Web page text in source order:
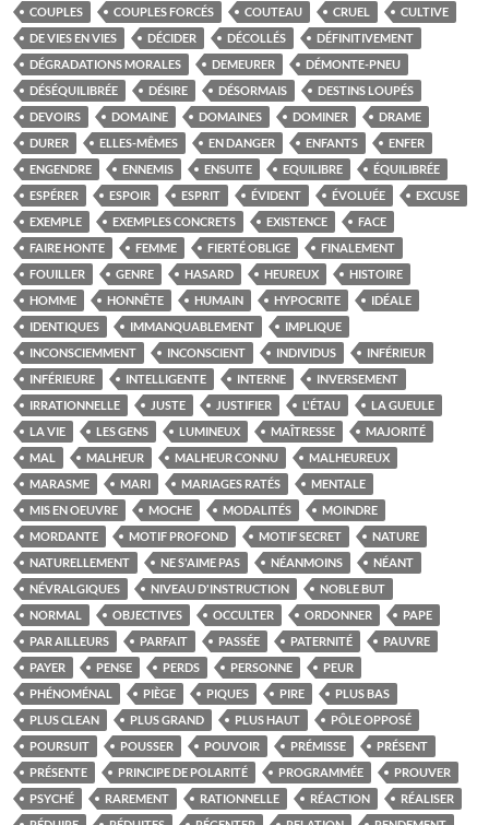
COUPLES COUPLES FORCÉS COUTEAU CRUEL
CULTIVE
DE VIES EN VIES
DÉCIDER DÉCOLLÉS
DÉFINITIVEMENT
DÉGRADATIONS MORALES
DEMEURER
DÉMONTE-PNEU
DÉSÉQUILIBRÉE
DÉSIRE DÉSORMAIS
DESTINS LOUPÉS
DEVOIRS
DOMAINE DOMAINES DOMINER
DRAME
DURER
ELLES-MÊMES EN DANGER ENFANTS
ENFER
ENGENDRE
ENNEMIS ENSUITE EQUILIBRE
ÉQUILIBRÉE
ESPÉRER
ESPOIR ESPRIT ÉVIDENT ÉVOLUÉE
EXCUSE
EXEMPLE
EXEMPLES CONCRETS EXISTENCE
FACE
FAIRE HONTE
FEMME FIERTÉ OBLIGE
FINALEMENT
FOUILLER
GENRE HASARD HEUREUX
HISTOIRE
HOMME
HONNÊTE HUMAIN HYPOCRITE
IDÉALE
IDENTIQUES
IMMANQUABLEMENT
IMPLIQUE
INCONSCIEMMENT
INCONSCIENT INDIVIDUS
INFÉRIEUR
INFÉRIEURE
INTELLIGENTE INTERNE
INVERSEMENT
IRRATIONNELLE
JUSTE JUSTIFIER L'ÉTAU
LA GUEULE
LA VIE
LES GENS LUMINEUX MAÎTRESSE
MAJORITÉ
MAL
MALHEUR MALHEUR CONNU
MALHEUREUX
MARASME
MARI MARIAGES RATÉS
MENTALE
MIS EN OEUVRE
MOCHE MODALITÉS
MOINDRE
MORDANTE
MOTIF PROFOND MOTIF SECRET
NATURE
NATURELLEMENT
NE S'AIME PAS NÉANMOINS
NÉANT
NÉVRALGIQUES
NIVEAU D'INSTRUCTION
NOBLE BUT
NORMAL
OBJECTIVES OCCULTER ORDONNER
PAPE
PAR AILLEURS
PARFAIT PASSÉE PATERNITÉ
PAUVRE
PAYER
PENSE PERDS PERSONNE
PEUR
PHÉNOMÉNAL
PIÈGE PIQUES PIRE
PLUS BAS
PLUS CLEAN
PLUS GRAND PLUS HAUT
PÔLE OPPOSÉ
POURSUIT
POUSSER POUVOIR PRÉMISSE
PRÉSENT
PRÉSENTE
PRINCIPE DE POLARITÉ PROGRAMMÉE
PROUVER
PSYCHÉ
RAREMENT RATIONNELLE RÉACTION
RÉALISER